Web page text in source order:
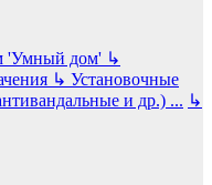
'Умный дом' ↳
↳ Установочные
и др.) ... ↳